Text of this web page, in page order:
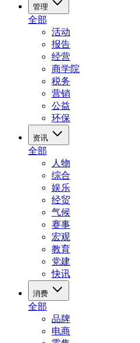
管理
全部
活动
报告
经营
商学院
税务
营销
公益
环保
资讯
全部
人物
综合
娱乐
经贸
气候
赛事
宏观
教育
党建
快讯
消费
全部
品牌
电商